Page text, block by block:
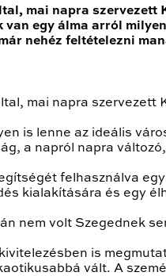
mai napra szervezett
egy álma arról
nehéz feltételezni
mai napra szervezett
is lenne az ideális
a napról napra
felhasználva
kialakítására és egy
nem volt Szegednek
is
vált. A